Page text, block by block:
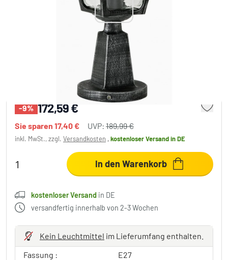
Albert Leuchten 540 Sockelleuchte
Schwarz, Silber, 1-flammig
-9% 172,59 €
Sie sparen 17,40 € UVP: 189,99 €
inkl. MwSt., zzgl. Versandkosten ,kostenloser Versandin DE
In den Warenkorb
kostenloser Versand in DE
versandfertig innerhalb von 2-3 Wochen
Kein Leuchtmittel im Lieferumfang enthalten.
Fassung :
E27